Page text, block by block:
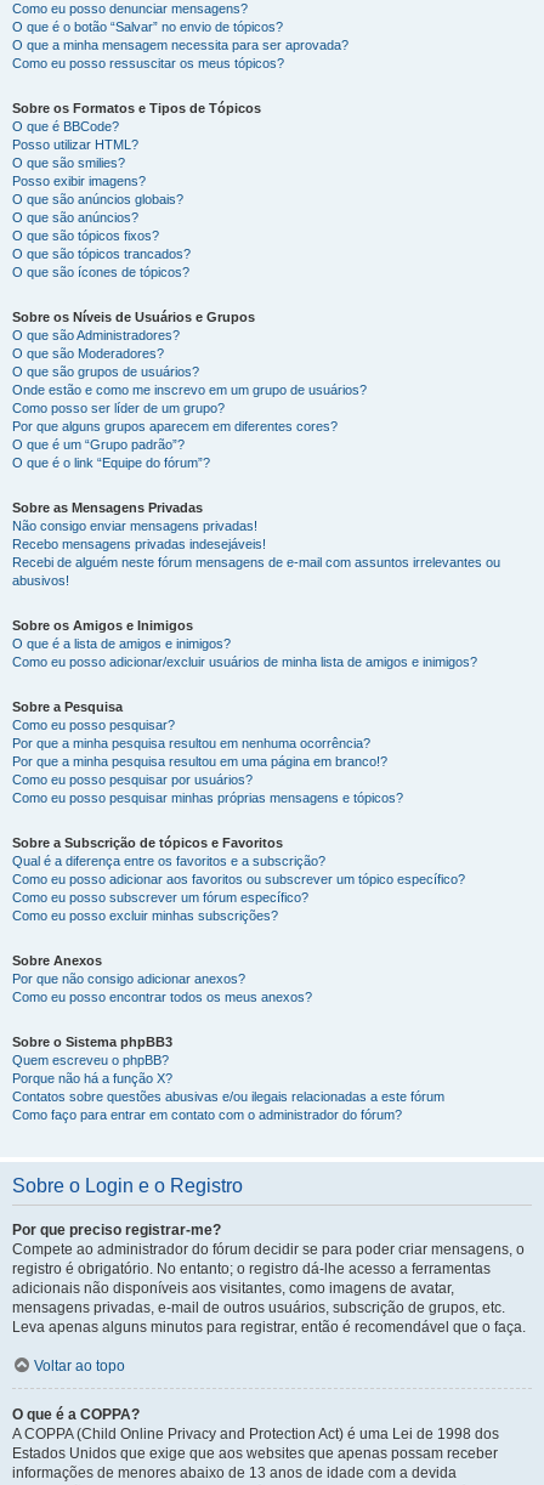
Como eu posso denunciar mensagens?
O que é o botão “Salvar” no envio de tópicos?
O que a minha mensagem necessita para ser aprovada?
Como eu posso ressuscitar os meus tópicos?
Sobre os Formatos e Tipos de Tópicos
O que é BBCode?
Posso utilizar HTML?
O que são smilies?
Posso exibir imagens?
O que são anúncios globais?
O que são anúncios?
O que são tópicos fixos?
O que são tópicos trancados?
O que são ícones de tópicos?
Sobre os Níveis de Usuários e Grupos
O que são Administradores?
O que são Moderadores?
O que são grupos de usuários?
Onde estão e como me inscrevo em um grupo de usuários?
Como posso ser líder de um grupo?
Por que alguns grupos aparecem em diferentes cores?
O que é um “Grupo padrão”?
O que é o link “Equipe do fórum”?
Sobre as Mensagens Privadas
Não consigo enviar mensagens privadas!
Recebo mensagens privadas indesejáveis!
Recebi de alguém neste fórum mensagens de e-mail com assuntos irrelevantes ou
abusivos!
Sobre os Amigos e Inimigos
O que é a lista de amigos e inimigos?
Como eu posso adicionar/excluir usuários de minha lista de amigos e inimigos?
Sobre a Pesquisa
Como eu posso pesquisar?
Por que a minha pesquisa resultou em nenhuma ocorrência?
Por que a minha pesquisa resultou em uma página em branco!?
Como eu posso pesquisar por usuários?
Como eu posso pesquisar minhas próprias mensagens e tópicos?
Sobre a Subscrição de tópicos e Favoritos
Qual é a diferença entre os favoritos e a subscrição?
Como eu posso adicionar aos favoritos ou subscrever um tópico específico?
Como eu posso subscrever um fórum específico?
Como eu posso excluir minhas subscrições?
Sobre Anexos
Por que não consigo adicionar anexos?
Como eu posso encontrar todos os meus anexos?
Sobre o Sistema phpBB3
Quem escreveu o phpBB?
Porque não há a função X?
Contatos sobre questões abusivas e/ou ilegais relacionadas a este fórum
Como faço para entrar em contato com o administrador do fórum?
Sobre o Login e o Registro
Por que preciso registrar-me?
Compete ao administrador do fórum decidir se para poder criar mensagens, o
registro é obrigatório. No entanto; o registro dá-lhe acesso a ferramentas
adicionais não disponíveis aos visitantes, como imagens de avatar,
mensagens privadas, e-mail de outros usuários, subscrição de grupos, etc.
Leva apenas alguns minutos para registrar, então é recomendável que o faça.
Voltar ao topo
O que é a COPPA?
A COPPA (Child Online Privacy and Protection Act) é uma Lei de 1998 dos
Estados Unidos que exige que aos websites que apenas possam receber
informações de menores abaixo de 13 anos de idade com a devida